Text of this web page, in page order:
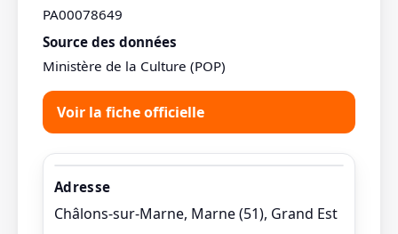
PA00078649
Source des données
Ministère de la Culture (POP)
Voir la fiche officielle
Adresse
Châlons-sur-Marne, Marne (51), Grand Est